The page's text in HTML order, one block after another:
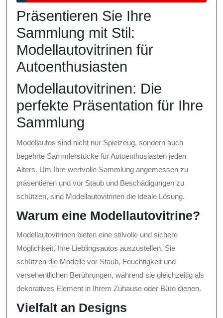
2026
Präsentieren Sie Ihre
Sammlung mit Stil:
Modellautovitrinen für
Autoenthusiasten
Modellautovitrinen: Die
perfekte Präsentation für Ihre
Sammlung
Modellautos sind nicht nur Spielzeug, sondern auch
begehrte Sammlerstücke für Autoenthusiasten jeden
Alters. Um Ihre wertvolle Sammlung angemessen zu
präsentieren und vor Staub und Beschädigungen zu
schützen, sind Modellautovitrinen die ideale Lösung.
Warum eine Modellautovitrine?
Modellautovitrinen bieten eine stilvolle und sichere
Möglichkeit, Ihre Lieblingsautos auszustellen. Sie
schützen die Modelle vor Staub, Feuchtigkeit und
versehentlichen Berührungen, während sie gleichzeitig als
dekoratives Element in Ihrem Zuhause oder Büro dienen.
Vielfalt an Designs